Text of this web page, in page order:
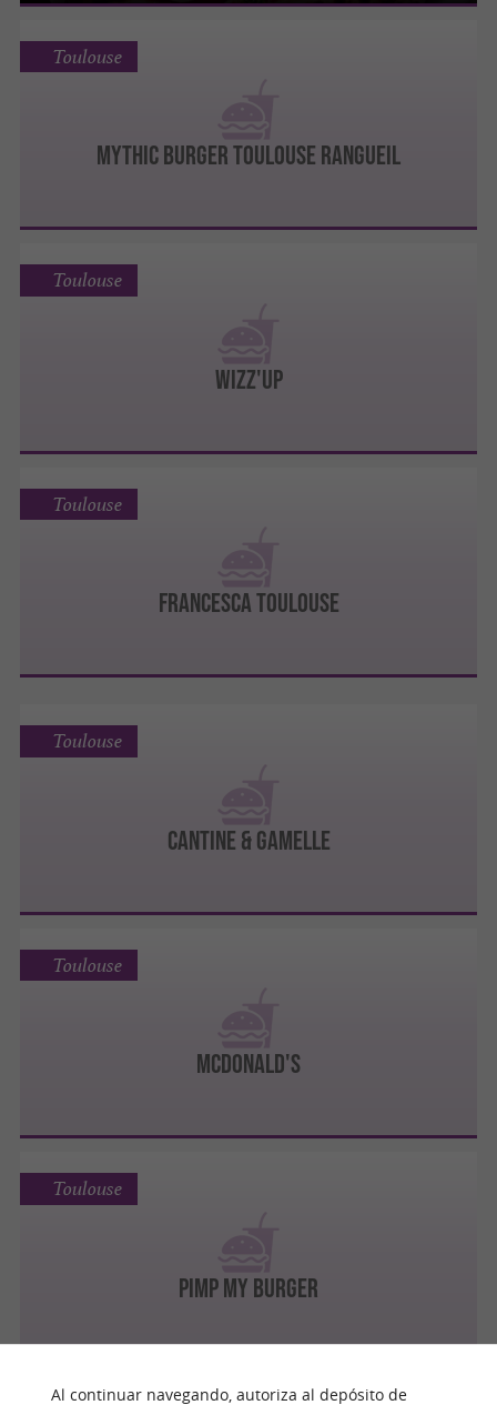
MYTHIC BURGER TOULOUSE RANGUEIL
Toulouse
WIZZ'UP
Toulouse
FRANCESCA TOULOUSE
Toulouse
CANTINE & GAMELLE
Toulouse
MCDONALD'S
Toulouse
PIMP MY BURGER
Toulouse
Al continuar navegando, autoriza al depósito de